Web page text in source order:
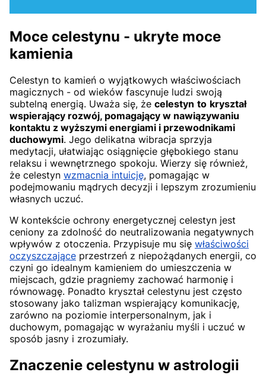
Moce celestynu - ukryte moce
kamienia
Celestyn to kamień o wyjątkowych właściwościach
magicznych - od wieków fascynuje ludzi swoją
subtelną energią. Uważa się, że celestyn to kryształ
wspierający rozwój, pomagający w nawiązywaniu
kontaktu z wyższymi energiami i przewodnikami
duchowymi. Jego delikatna wibracja sprzyja
medytacji, ułatwiając osiągnięcie głębokiego stanu
relaksu i wewnętrznego spokoju. Wierzy się również,
że celestyn wzmacnia intuicję, pomagając w
podejmowaniu mądrych decyzji i lepszym zrozumieniu
własnych uczuć.
W kontekście ochrony energetycznej celestyn jest
ceniony za zdolność do neutralizowania negatywnych
wpływów z otoczenia. Przypisuje mu się właściwości
oczyszczające przestrzeń z niepożądanych energii, co
czyni go idealnym kamieniem do umieszczenia w
miejscach, gdzie pragniemy zachować harmonię i
równowagę. Ponadto kryształ celestynu jest często
stosowany jako talizman wspierający komunikację,
zarówno na poziomie interpersonalnym, jak i
duchowym, pomagając w wyrażaniu myśli i uczuć w
sposób jasny i zrozumiały.
Znaczenie celestynu w astrologii